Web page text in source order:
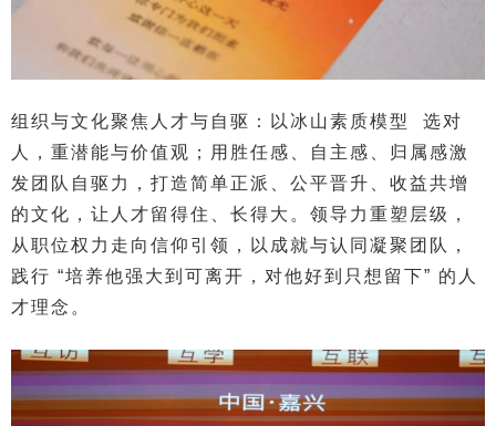
组织与文化聚焦人才与自驱：以 冰山素质模型
选对
人，重潜能与价值观；用胜任感、自主感、归属感激
发团队自驱力，打造简单正派、公平晋升、收益共增
的文化，让人才留得住、长得大。 领导力重塑层级，
从职位权力走向信仰引领，以成就与认同凝聚团队，
践行 “培养他强大到可离开，对他好到只想留下” 的人
才理念。